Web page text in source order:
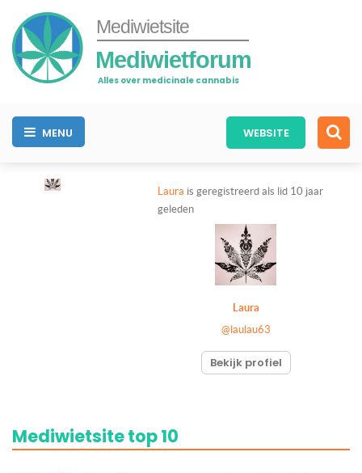
Mediwietsite
Mediwietforum
Alles over medicinale cannabis
MENU WEBSITE
Laura is geregistreerd als lid 10 jaar
geleden
Laura
@laulau63
Bekijk profiel
Mediwietsite top 10